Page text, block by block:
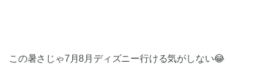
この暑さじゃ7月8月ディズニー行ける気がしない😂